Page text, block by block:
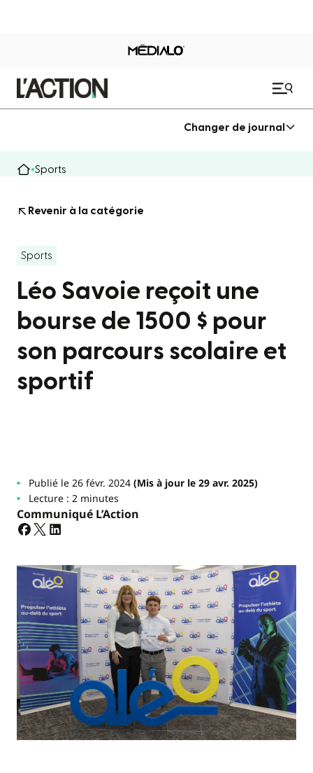
Changer de journal
Sports
Revenir à la catégorie
Sports
Léo Savoie reçoit une
bourse de 1500 $ pour
son parcours scolaire et
sportif
Publié le 26 févr. 2024(Mis à jour le 29 avr. 2025)
Lecture : 2 minutes
Communiqué L’Action